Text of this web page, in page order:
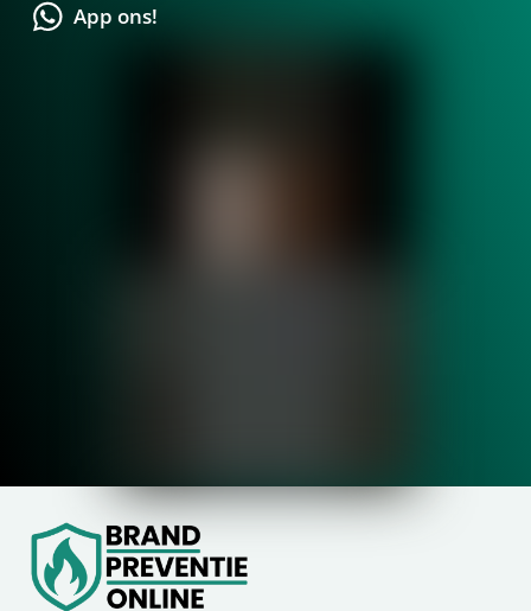
App ons!